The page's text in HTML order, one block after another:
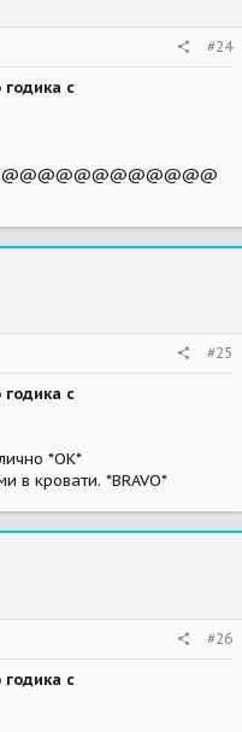
#24
с
#25
с
*OK*
в кровати. *BRAVO*
#26
с